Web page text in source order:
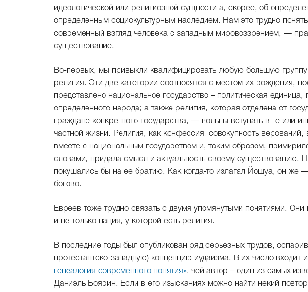
идеологической или религиозной сущности а, скорее, об
определенным социокультурным наследием. Нам это трудно
современный взгляд человека с западным мировоззрением, —
существование.
Во-первых, мы привыкли квалифицировать любую большую
религия. Эти две категории соотносятся с местом их рождения,
представлено национальное государство – политическая
определенного народа; а также религия, которая отделена от
граждане конкретного государства, — вольны вступать в те или
частной жизни. Религия, как конфессия, совокупность
вместе с национальным государством и, таким образом,
словами, придала смысл и актуальность своему существованию.
покушались бы на ее братию. Как когда-то излагал Йошуа, он же
богово.
Евреев тоже трудно связать с двумя упомянутыми понятиями. Они
и не только нация, у которой есть религия.
В последние годы был опубликован ряд серьезных трудов,
протестантско-западную) концепцию иудаизма. В их число входит
генеалогия современного понятия», чей автор – один из самых
Даниэль Боярин. Если в его изысканиях можно найти некий